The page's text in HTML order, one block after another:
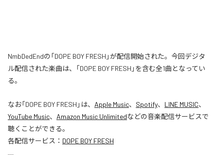
NmbDedEndの「DOPE BOY FRESH」が配信開始された。今回デジタ
ル配信された楽曲は、「DOPE BOY FRESH」を含む全1曲となってい
る。
なお「DOPE BOY FRESH 」は、 Apple Music、 Spotify、 LINE MUSIC、
YouTube Music、 Amazon Music Unlimitedなどの音楽配信サービスで
聴くことができる。
各配信サービス： DOPE BOY FRESH